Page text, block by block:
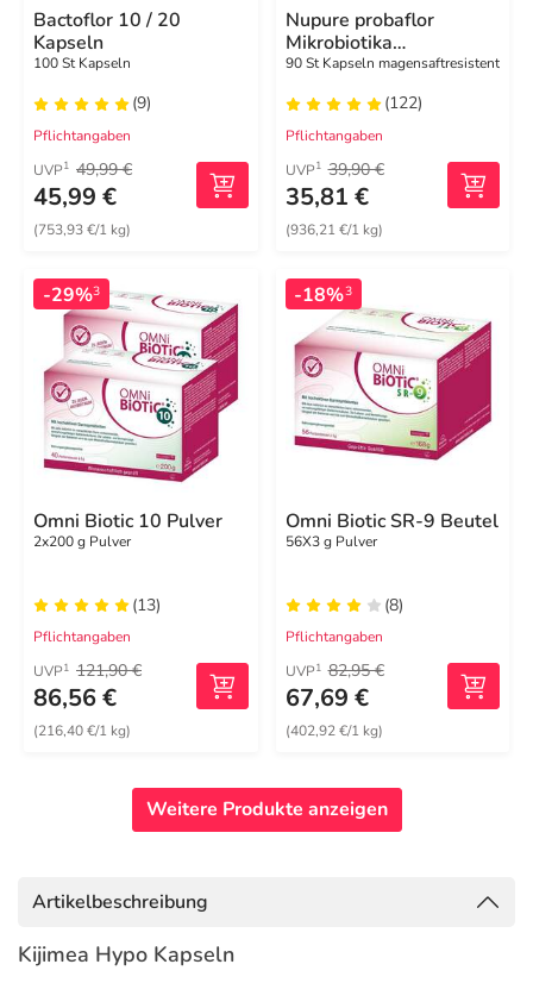
Bactoflor 10 / 20
Kapseln
100 St Kapseln
(9)
Pflichtangaben
UVP1 49,99 €
45,99 €
(753,93 €/1 kg)
Nupure probaflor
Mikrobiotika
magensaftresistent
90 St Kapseln magensaftresistent
(122)
Pflichtangaben
UVP1 39,90 €
35,81 €
(936,21 €/1 kg)
-29%3
Omni Biotic 10 Pulver
2x200 g Pulver
(13)
Pflichtangaben
UVP1 121,90 €
86,56 €
(216,40 €/1 kg)
-18%3
Omni Biotic SR-9 Beutel
56X3 g Pulver
(8)
Pflichtangaben
UVP1 82,95 €
67,69 €
(402,92 €/1 kg)
Weitere Produkte anzeigen
Artikelbeschreibung
Kijimea Hypo Kapseln